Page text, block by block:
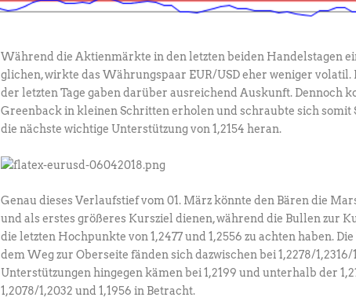
Während die Aktienmärkte in den letzten beiden Handelstagen
glichen, wirkte das Währungspaar EUR/USD eher weniger volatil.
der letzten Tage gaben darüber ausreichend Auskunft. Dennoch
Greenback in kleinen Schritten erholen und schraubte sich somit
die nächste wichtige Unterstützung von 1,2154 heran.
Genau dieses Verlaufstief vom 01. März könnte den Bären die
und als erstes größeres Kursziel dienen, während die Bullen zur
die letzten Hochpunkte von 1,2477 und 1,2556 zu achten haben.
dem Weg zur Oberseite fänden sich dazwischen bei 1,2278/1,2316/
Unterstützungen hingegen kämen bei 1,2199 und unterhalb der
1,2078/1,2032 und 1,1956 in Betracht.